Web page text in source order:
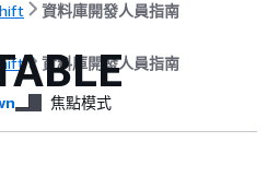
資料庫開發人員指南
資料庫開發人員指南
焦點模式